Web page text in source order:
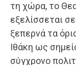
τη χώρα, το
εξελίσσεται
ξεπερνά τα
Ιθάκη ως
σύγχρονο